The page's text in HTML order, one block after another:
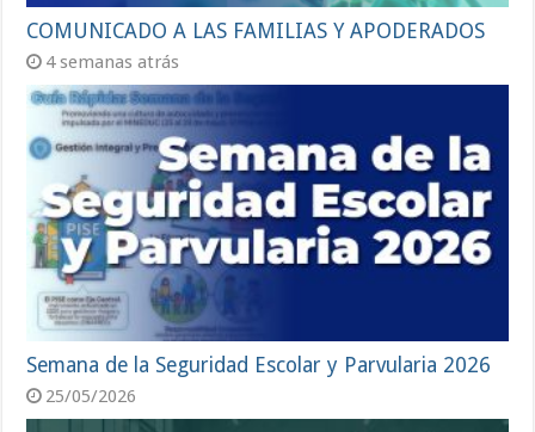
COMUNICADO A LAS FAMILIAS Y APODERADOS
4 semanas atrás
Semana de la Seguridad Escolar y Parvularia 2026
25/05/2026